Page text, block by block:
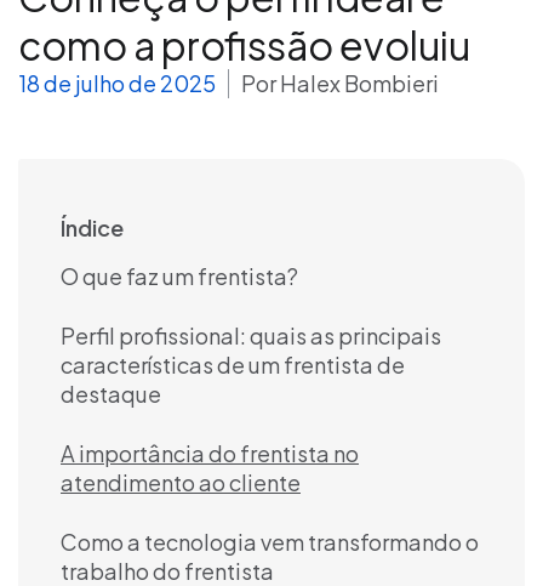
como a profissão evoluiu
18 de julho de 2025 PorHalex Bombieri
Índice
O que faz um frentista?
Perfil profissional: quais as principais
características de um frentista de
destaque
A importância do frentista no
atendimento ao cliente
Como a tecnologia vem transformando o
trabalho do frentista